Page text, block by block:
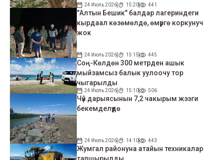
24 Июль 2026 15:20 441
"Алтын Бешик" балдар лагериндеги
кырдаал көзөмөлдө, өмүргө коркунуч
жок
24 Июль 2026 15:15 445
Соң-Көлдөн 300 метрден ашык
мыйзамсыз балык уулоочу тор
чыгарылды
24 Июль 2026 15:10 506
Чүй дарыясынын 7,2 чакырым жээги
бекемделүүдө
24 Июль 2026 14:10 443
Жумгал районуна атайын техникалар